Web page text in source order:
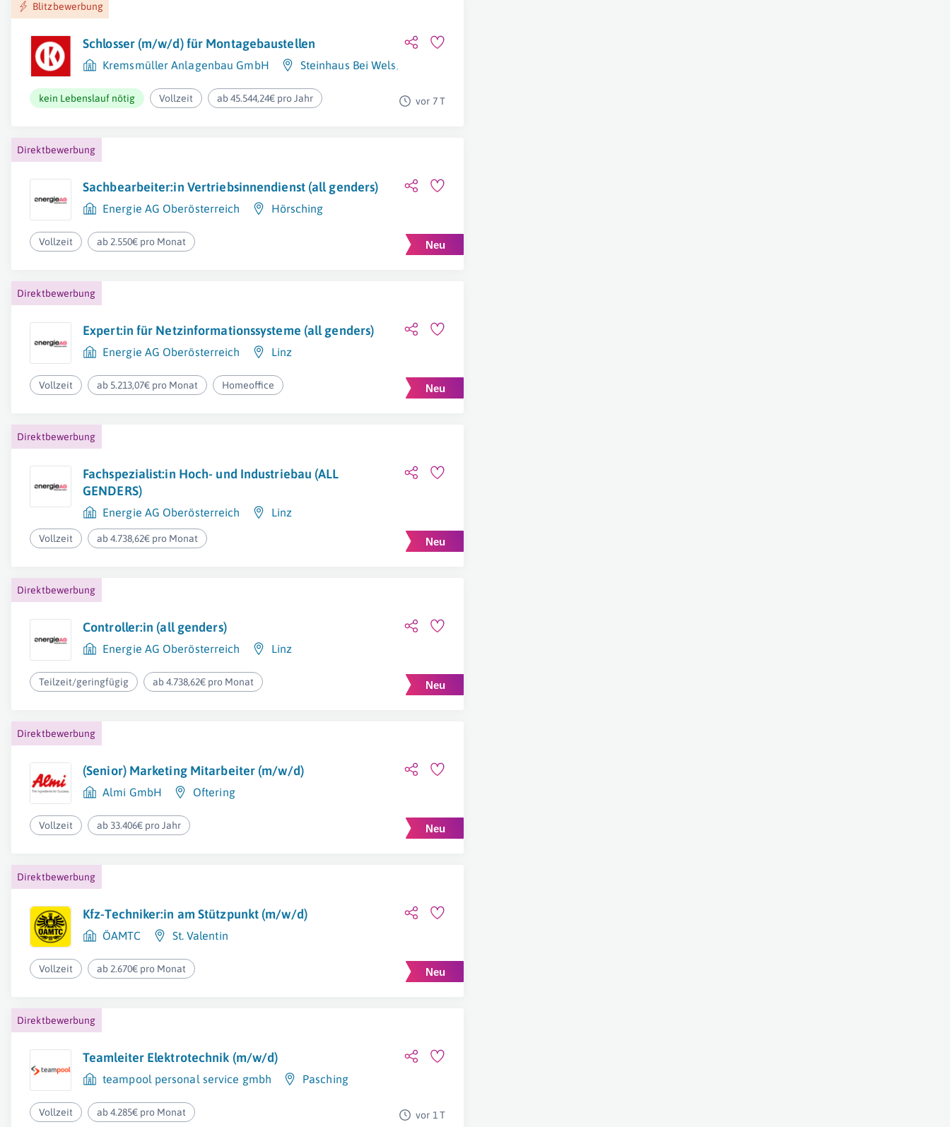
Blitzbewerbung
Schlosser (m/w/d) für Montagebaustellen
Kremsmüller Anlagenbau GmbH Steinhaus Bei Wels,
kein Lebenslauf nötig Vollzeit ab 45.544,24€ pro Jahr vor 7 T
Direktbewerbung
Sachbearbeiter:in Vertriebsinnendienst (all genders)
Energie AG Oberösterreich Hörsching
Vollzeit ab 2.550€ pro Monat
Direktbewerbung
Expert:in für Netzinformationssysteme (all genders)
Energie AG Oberösterreich Linz
Vollzeit ab 5.213,07€ pro Monat Homeoffice
Direktbewerbung
Fachspezialist:in Hoch- und Industriebau (ALL
GENDERS)
Energie AG Oberösterreich Linz
Vollzeit ab 4.738,62€ pro Monat
Direktbewerbung
Controller:in (all genders)
Energie AG Oberösterreich Linz
Teilzeit/geringfügig ab 4.738,62€ pro Monat
Direktbewerbung
(Senior) Marketing Mitarbeiter (m/w/d)
Almi GmbH Oftering
Vollzeit ab 33.406€ pro Jahr
Direktbewerbung
Kfz-Techniker:in am Stützpunkt (m/w/d)
ÖAMTC St. Valentin
Vollzeit ab 2.670€ pro Monat
Direktbewerbung
Teamleiter Elektrotechnik (m/w/d)
teampool personal service gmbh Pasching
Vollzeit ab 4.285€ pro Monat vor 1 T